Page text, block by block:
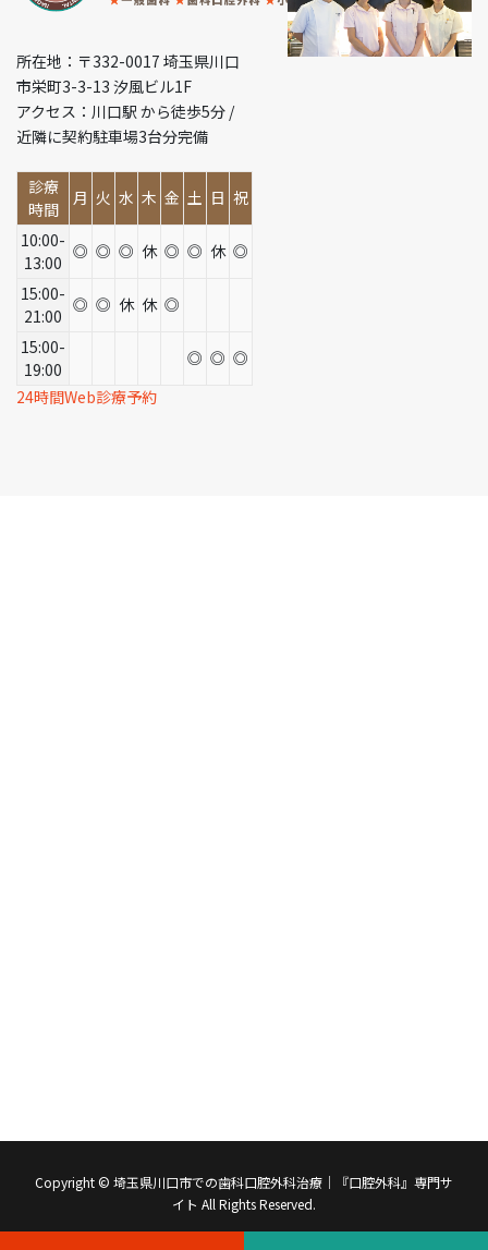
所在地：〒332-0017 埼玉県川口
市栄町3-3-13 汐風ビル1F
アクセス：川口駅 から徒歩5分 /
近隣に契約駐車場3台分完備
診療
時間
月 火 水 木 金 土 日 祝
10:00-
13:00
◎ ◎ ◎ 休 ◎ ◎ 休 ◎
15:00-
21:00
◎ ◎ 休 休 ◎
15:00-
19:00
◎ ◎ ◎
24時間Web診療予約
Copyright © 埼玉県川口市での歯科口腔外科治療｜『口腔外科』専門サ
イト All Rights Reserved.